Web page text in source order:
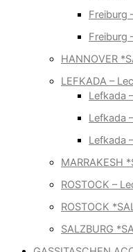
Freiburg
Freiburg
HANNOVER
LEFKADA –
Lefkada
Lefkada
Lefkada
MARRAKESH
ROSTOCK –
ROSTOCK
SALZBURG